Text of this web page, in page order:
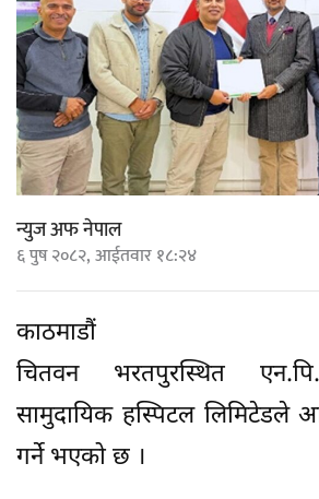
न्युज अफ नेपाल
६ पुष २०८२, आईतवार १८:२४
काठमाडौं
चितवन भरतपुरस्थित
सामुदायिक हस्पिटल लिमिटेडले
गर्ने भएको छ ।